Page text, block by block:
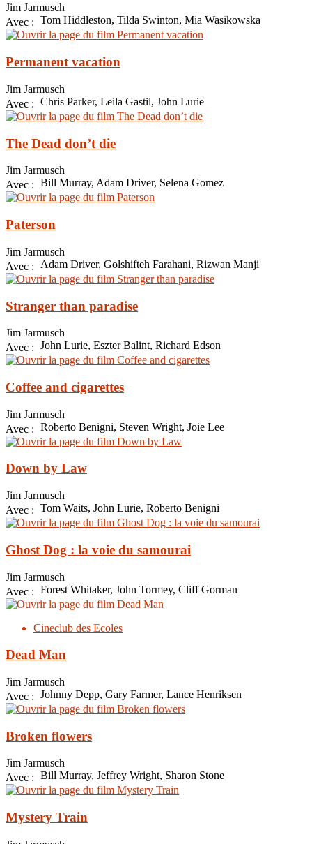
Jim Jarmusch
Avec : Tom Hiddleston, Tilda Swinton, Mia Wasikowska
Permanent vacation
Jim Jarmusch
Avec : Chris Parker, Leila Gastil, John Lurie
The Dead don’t die
Jim Jarmusch
Avec : Bill Murray, Adam Driver, Selena Gomez
Paterson
Jim Jarmusch
Avec :
Adam Driver, Golshifteh Farahani, Rizwan Manji
Stranger than paradise
Jim Jarmusch
Avec : John Lurie, Eszter Balint, Richard Edson
Coffee and cigarettes
Jim Jarmusch
Avec : Roberto Benigni, Steven Wright, Joie Lee
Down by Law
Jim Jarmusch
Avec : Tom Waits, John Lurie, Roberto Benigni
Ghost Dog : la voie du samourai
Jim Jarmusch
Avec : Forest Whitaker, John Tormey, Cliff Gorman
Cineclub des Ecoles
Dead Man
Jim Jarmusch
Avec : Johnny Depp, Gary Farmer, Lance Henriksen
Broken flowers
Jim Jarmusch
Avec : Bill Murray, Jeffrey Wright, Sharon Stone
Mystery Train